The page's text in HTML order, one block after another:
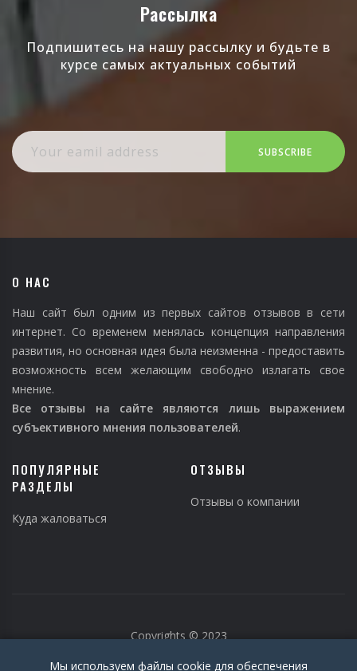
Рассылка
Подпишитесь на нашу рассылку и будьте в
курсе самых актуальных событий
SUBSCRIBE
О НАС
Наш сайт был одним из первых сайтов отзывов в сети
интернет. Со временем менялась концепция направления
развития, но основная идея была неизменна - предоставить
возможность всем желающим свободно излагать свое
мнение.
Все отзывы на сайте являются лишь выражением
субъективного мнения пользователей.
ПОПУЛЯРНЫЕ
РАЗДЕЛЫ
Куда жаловаться
ОТЗЫВЫ
Отзывы о компании
Copyrights © 2023
Мы используем файлы cookie для обеспечения